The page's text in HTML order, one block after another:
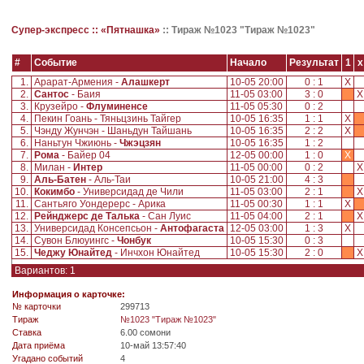
Супер-экспресс :: «Пятнашка» :: Тираж №1023 "Тираж №1023"
# Событие Начало Результат 1 x
1. Арарат-Армения - Алашкерт 10-05 20:00 0 : 1
X
2. Сантос - Баия 11-05 03:00 3 : 0
X
3.
Крузейро - Флуминенсе 11-05 05:30 0 : 2
4.
Пекин Гоань - Тяньцзинь Тайгер 10-05 16:35 1 : 1
X
5. Чэнду Жунчэн - Шаньдун Тайшань 10-05 16:35 2 : 2
X
6.
Наньтун Чжиюнь - Чжэцзян 10-05 16:35 1 : 2
7.
Рома - Байер 04 12-05 00:00 1 : 0
X
8.
Милан - Интер 11-05 00:00 0 : 2
X
9. Аль-Батен - Аль-Таи 10-05 21:00 4 : 3
10.
Кокимбо - Универсидад де Чили 11-05 03:00 2 : 1
X
11. Сантьяго Уондерерс - Арика 11-05 00:30 1 : 1
X
12.
Рейнджерс де Талька - Сан Луис 11-05 04:00 2 : 1
X
13. Универсидад Консепсьон - Антофагаста 12-05 03:00 1 : 3
X
14. Сувон Блюуингс - Чонбук 10-05 15:30 0 : 3
15. Чеджу Юнайтед - Инчхон Юнайтед 10-05 15:30 2 : 0
X
Вариантов: 1
Информация о карточке:
№ карточки
299713
Tираж
№1023 "Тираж №1023"
Ставка
6.00 сомони
Дата приёма
10-май 13:57:40
Угадано событий
4